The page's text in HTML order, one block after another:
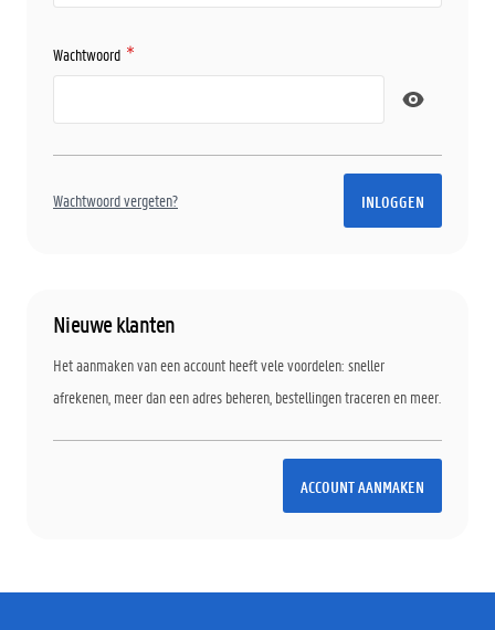
Wachtwoord
INLOGGEN
Wachtwoord vergeten?
Nieuwe klanten
Het aanmaken van een account heeft vele voordelen: sneller
afrekenen, meer dan een adres beheren, bestellingen traceren en meer.
ACCOUNT AANMAKEN